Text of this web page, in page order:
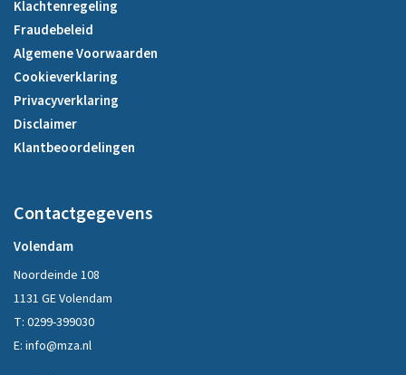
Klachtenregeling
Fraudebeleid
Algemene Voorwaarden
Cookieverklaring
Privacyverklaring
Disclaimer
Klantbeoordelingen
Contactgegevens
Volendam
Noordeinde 108
1131 GE Volendam
T: 0299-399030
E: info@mza.nl